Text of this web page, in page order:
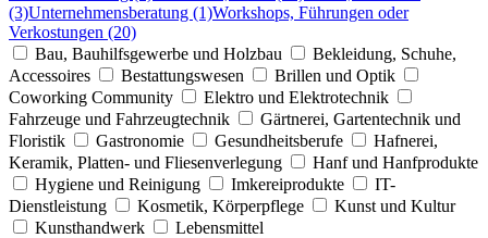
(3)Unternehmensberatung (1)Workshops, Führungen oder
Verkostungen (20)
Bau, Bauhilfsgewerbe und Holzbau
Bekleidung, Schuhe,
Accessoires
Bestattungswesen
Brillen und Optik
Coworking Community
Elektro und Elektrotechnik
Fahrzeuge und Fahrzeugtechnik
Gärtnerei, Gartentechnik und
Floristik
Gastronomie Gesundheitsberufe
Hafnerei,
Keramik, Platten- und Fliesenverlegung
Hanf und Hanfprodukte
Hygiene und Reinigung
Imkereiprodukte
IT-
Dienstleistung
Kosmetik, Körperpflege
Kunst und Kultur
Kunsthandwerk
Lebensmittel